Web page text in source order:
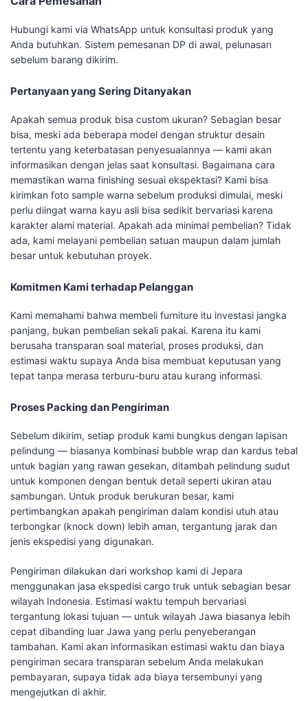
Hubungi kami via WhatsApp untuk konsultasi produk yang
Anda butuhkan. Sistem pemesanan DP di awal, pelunasan
sebelum barang dikirim.
Pertanyaan yang Sering Ditanyakan
Apakah semua produk bisa custom ukuran? Sebagian besar
bisa, meski ada beberapa model dengan struktur desain
tertentu yang keterbatasan penyesuaiannya — kami akan
informasikan dengan jelas saat konsultasi. Bagaimana cara
memastikan warna finishing sesuai ekspektasi? Kami bisa
kirimkan foto sample warna sebelum produksi dimulai, meski
perlu diingat warna kayu asli bisa sedikit bervariasi karena
karakter alami material. Apakah ada minimal pembelian? Tidak
ada, kami melayani pembelian satuan maupun dalam jumlah
besar untuk kebutuhan proyek.
Komitmen Kami terhadap Pelanggan
Kami memahami bahwa membeli furniture itu investasi jangka
panjang, bukan pembelian sekali pakai. Karena itu kami
berusaha transparan soal material, proses produksi, dan
estimasi waktu supaya Anda bisa membuat keputusan yang
tepat tanpa merasa terburu-buru atau kurang informasi.
Proses Packing dan Pengiriman
Sebelum dikirim, setiap produk kami bungkus dengan lapisan
pelindung — biasanya kombinasi bubble wrap dan kardus tebal
untuk bagian yang rawan gesekan, ditambah pelindung sudut
untuk komponen dengan bentuk detail seperti ukiran atau
sambungan. Untuk produk berukuran besar, kami
pertimbangkan apakah pengiriman dalam kondisi utuh atau
terbongkar (knock down) lebih aman, tergantung jarak dan
jenis ekspedisi yang digunakan.
Pengiriman dilakukan dari workshop kami di Jepara
menggunakan jasa ekspedisi cargo truk untuk sebagian besar
wilayah Indonesia. Estimasi waktu tempuh bervariasi
tergantung lokasi tujuan — untuk wilayah Jawa biasanya lebih
cepat dibanding luar Jawa yang perlu penyeberangan
tambahan. Kami akan informasikan estimasi waktu dan biaya
pengiriman secara transparan sebelum Anda melakukan
pembayaran, supaya tidak ada biaya tersembunyi yang
mengejutkan di akhir.